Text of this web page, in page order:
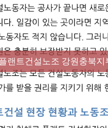
HL만도가 책임져라 : 청
랜트건설노조 강원충북지
시단 사업 이모저모
전국학교비정규직노동
합창단 모임